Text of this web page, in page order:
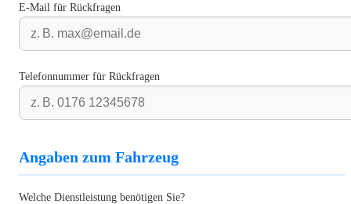
E-Mail für Rückfragen
Telefonnummer für Rückfragen
Angaben zum Fahrzeug
Welche Dienstleistung benötigen Sie?